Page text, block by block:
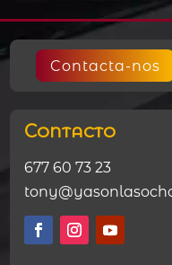
Contacta-nos
Contacto
677 60 73 23